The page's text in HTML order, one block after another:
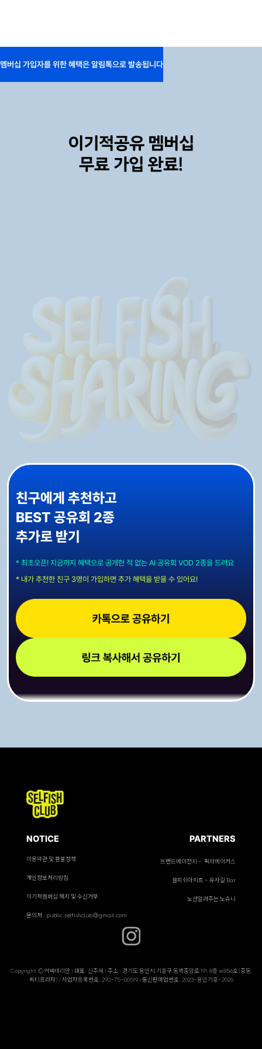
멤버십 가입자를 위한 혜택은 알림톡으로 발송됩니다
이기적공유 멤버십
무료 가입 완료!
친구에게 추천하고
BEST 공유회 2종
추가로 받기
* 최초오픈! 지금까지 혜택으로 공개한 적 없는 AI 공유회 VOD 2종을 드려요
* 내가 추천한 친구 3명이 가입하면 추가 혜택을 받을 수 있어요!
NOTICE PARTNERS
이용약관 및 환불정책 브랜드에이전시 - 픽사메이커스
개인정보처리방침 셀피쉬아지트 - 유사길 Bar
이기적멤버십 해지 및 수신거부 노션알려주는 노슈니
문의처 : public.selfishclub@gmail.com
Copyright ©커넥테리안 | 대표: 신주혜 | 주소 : 경기도 용인시 기흥구 동백중앙로 191, 8층 w856호(중동,
씨티프라자) | 사업자등록번호: 290-75-00519 | 통신판매업번호: 2023-용인기흥-2026